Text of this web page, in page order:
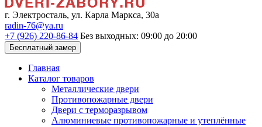
г. Электросталь, ул. Карла Маркса, 30а
radin-76@ya.ru
+7 (926) 220-86-84 Без выходных: 09:00 до 20:00
Бесплатный замер
Главная
Каталог товаров
Металлические двери
Противопожарные двери
Двери с терморазрывом
Алюминиевые противопожарные и утеплённые